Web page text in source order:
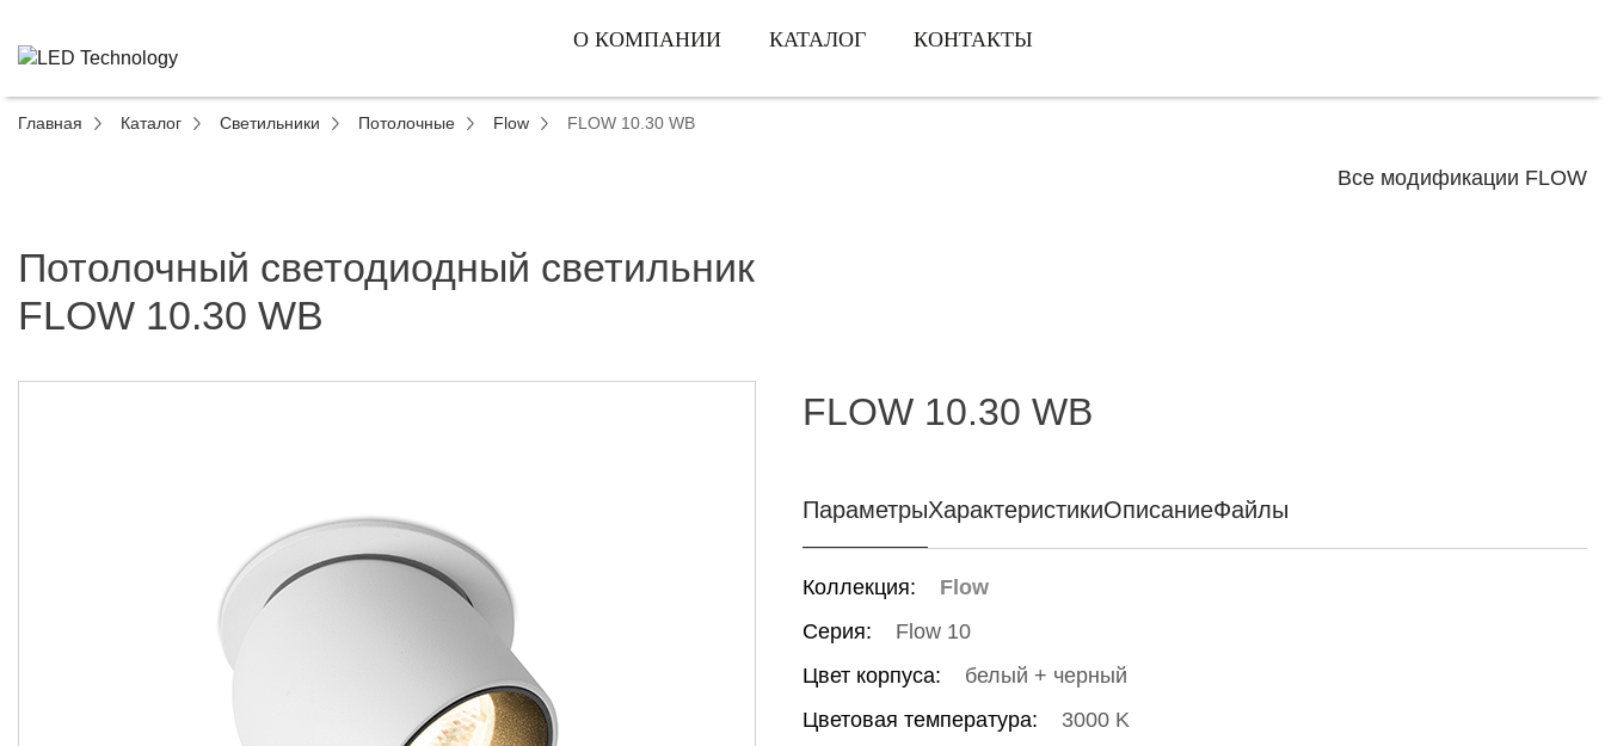
О КОМПАНИИ КАТАЛОГ КОНТАКТЫ
Главная Каталог Светильники Потолочные Flow FLOW 10.30 WB
Все модификации FLOW
Потолочный светодиодный светильник
FLOW 10.30 WB
FLOW 10.30 WB
ПараметрыХарактеристикиОписаниеФайлы
Коллекция:
Flow
Серия:
Flow 10
Цвет корпуса:
белый + черный
Цветовая температура:
3000 K